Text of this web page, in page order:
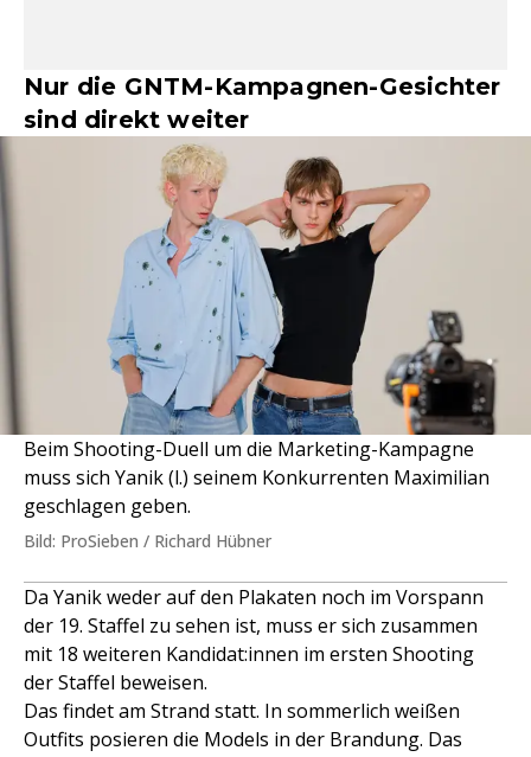
Nur die GNTM-Kampagnen-Gesichter
sind direkt weiter
Beim Shooting-Duell um die Marketing-Kampagne
muss sich Yanik (l.) seinem Konkurrenten Maximilian
geschlagen geben.
Bild: ProSieben / Richard Hübner
Da Yanik weder auf den Plakaten noch im Vorspann
der 19. Staffel zu sehen ist, muss er sich zusammen
mit 18 weiteren Kandidat:innen im ersten Shooting
der Staffel beweisen.
Das findet am Strand statt. In sommerlich weißen
Outfits posieren die Models in der Brandung. Das